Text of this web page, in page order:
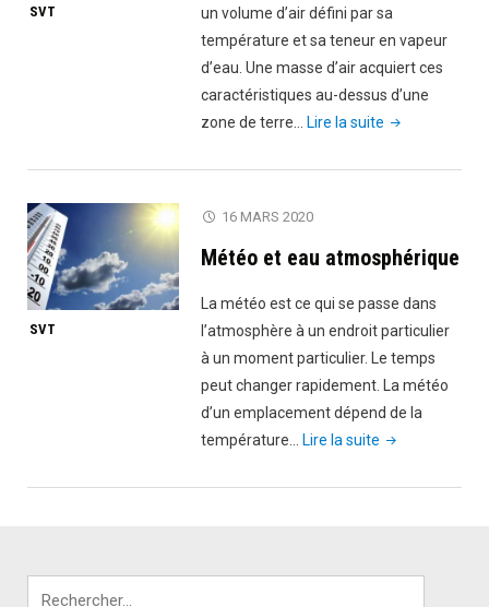
SVT
un volume d’air défini par sa
température et sa teneur en vapeur
d’eau. Une masse d’air acquiert ces
caractéristiques au-dessus d’une
zone de terre…
Lire la suite "Masses
SVT
16 MARS 2020
Météo et eau atmosphérique
La météo est ce qui se passe dans
l’atmosphère à un endroit particulier
à un moment particulier. Le temps
peut changer rapidement. La météo
d’un emplacement dépend de la
température…
Lire la suite "Météo
eau